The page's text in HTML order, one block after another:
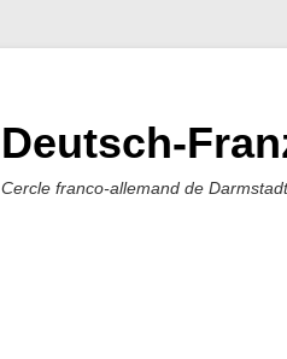
Deutsch-
Cercle franco-allemand de Darmstadt